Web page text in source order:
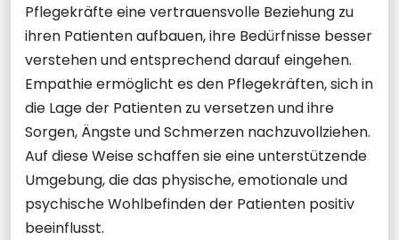
Pflegekräfte eine vertrauensvolle Beziehung zu
ihren Patienten aufbauen, ihre Bedürfnisse besser
verstehen und entsprechend darauf eingehen.
Empathie ermöglicht es den Pflegekräften, sich in
die Lage der Patienten zu versetzen und ihre
Sorgen, Ängste und Schmerzen nachzuvollziehen.
Auf diese Weise schaffen sie eine unterstützende
Umgebung, die das physische, emotionale und
psychische Wohlbefinden der Patienten positiv
beeinflusst.